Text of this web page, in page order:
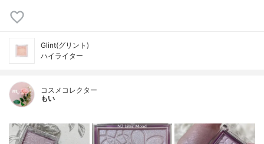
Glint(グリント)
ハイライター
コスメコレクター
もい